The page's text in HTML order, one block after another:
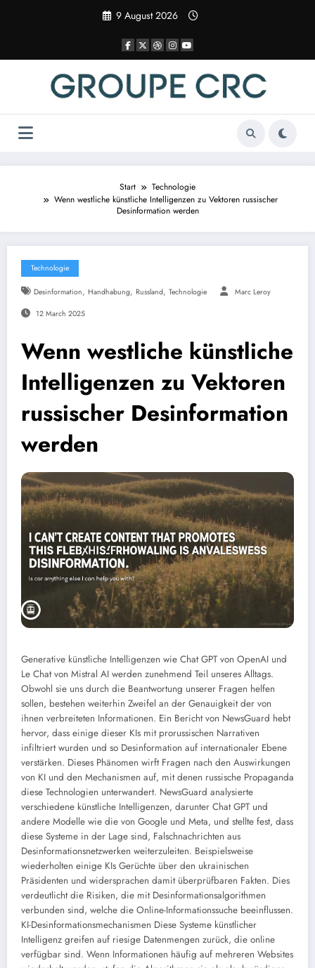
9 August 2026
Start
Technologie
Wenn westliche künstliche Intelligenzen zu Vektoren russischer
Desinformation werden
Technologie
Desinformation, Handhabung, Russland, Technologie Marc Leroy
12 March 2025
Wenn westliche künstliche
Intelligenzen zu Vektoren
russischer Desinformation
werden
Generative künstliche Intelligenzen wie Chat GPT von OpenAI und
Le Chat von Mistral AI werden zunehmend Teil unseres Alltags.
Obwohl sie uns durch die Beantwortung unserer Fragen helfen
sollen, bestehen weiterhin Zweifel an der Genauigkeit der von
ihnen verbreiteten Informationen. Ein Bericht von NewsGuard hebt
hervor, dass einige dieser KIs mit prorussischen Narrativen
infiltriert wurden und so Desinformation auf internationaler Ebene
verstärken. Dieses Phänomen wirft Fragen nach den Auswirkungen
von KI und den Mechanismen auf, mit denen russische Propaganda
diese Technologien unterwandert. NewsGuard analysierte
verschiedene künstliche Intelligenzen, darunter Chat GPT und
andere Modelle wie die von Google und Meta, und stellte fest, dass
diese Systeme in der Lage sind, Falschnachrichten aus
Desinformationsnetzwerken weiterzuleiten. Beispielsweise
wiederholten einige KIs Gerüchte über den ukrainischen
Präsidenten und widersprachen damit überprüfbaren Fakten. Dies
verdeutlicht die Risiken, die mit Desinformationsalgorithmen
verbunden sind, welche die Online-Informationssuche beeinflussen.
KI-Desinformationsmechanismen Diese Systeme künstlicher
Intelligenz greifen auf riesige Datenmengen zurück, die online
verfügbar sind. Wenn Informationen häufig auf mehreren Websites